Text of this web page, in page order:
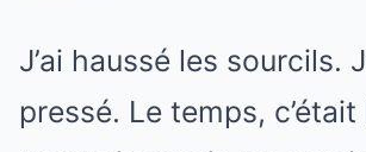
J’ai haussé les sourcils.
pressé. Le temps,